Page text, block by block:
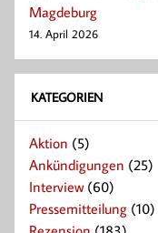
Magdeburg
14. April 2026
KATEGORIEN
Aktion (5)
Ankündigungen (25)
Interview(60)
Pressemitteilung (10)